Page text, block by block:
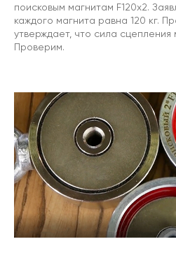
поисковым магнитам F120x2.
каждого магнита равна 120 кг.
утверждает, что сила сцепления
Проверим.